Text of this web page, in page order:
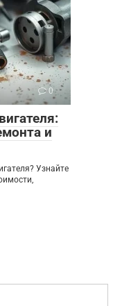
0
и
Узнайте